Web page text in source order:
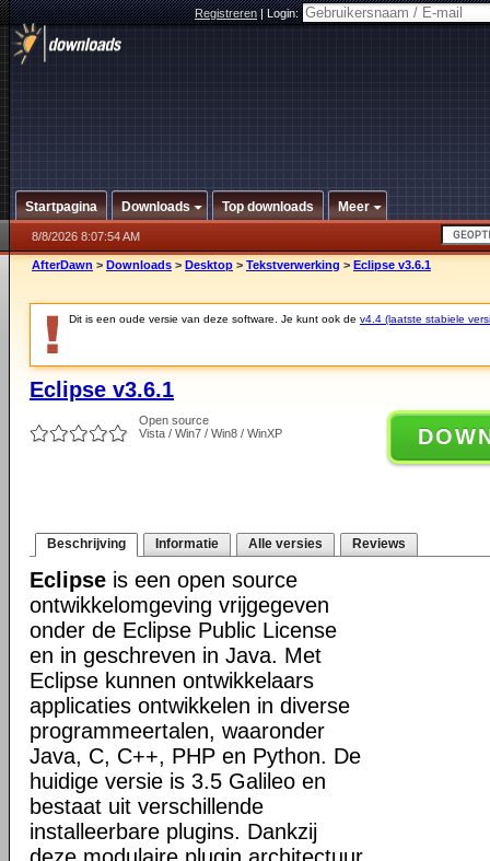
Registreren|Login:
Startpagina Downloads Top downloads Meer
8/8/2026 8:07:54 AM
AfterDawn > Downloads > Desktop > Tekstverwerking > Eclipse v3.6.1
Dit is een oude versie van deze software. Je kunt ook de v4.4 (laatste stabiele
Eclipse v3.6.1
Open source
Vista / Win7 / Win8 / WinXP
Beschrijving Informatie Alle versies Reviews
Eclipse is een open source
ontwikkelomgeving vrijgegeven
onder de Eclipse Public License
en in geschreven in Java. Met
Eclipse kunnen ontwikkelaars
applicaties ontwikkelen in diverse
programmeertalen, waaronder
Java, C, C++, PHP en Python. De
huidige versie is 3.5 Galileo en
bestaat uit verschillende
installeerbare plugins. Dankzij